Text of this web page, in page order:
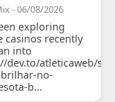
- 06/08/2026
exploring
casinos recently
into
dev.to/atleticaweb/
no-
b...